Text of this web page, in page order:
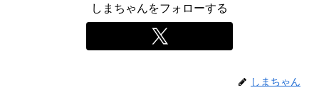
しまちゃんをフォローする
しまちゃん